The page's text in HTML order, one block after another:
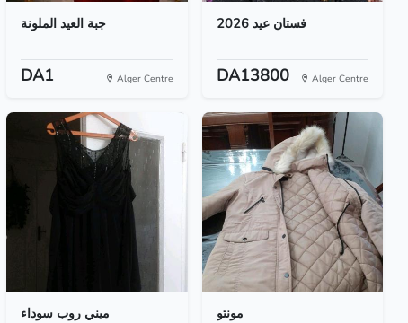
جبة العيد الملونة
DA1 Alger Centre
فستان عيد 2026
DA13800 Alger Centre
ميني روب سوداء مونتو